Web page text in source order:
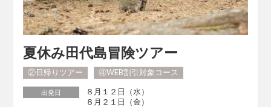
夏休み田代島冒険ツアー
②日帰りツアー ④WEB割引対象コース
出発日
８月１２日（水）
８月２１日（金）